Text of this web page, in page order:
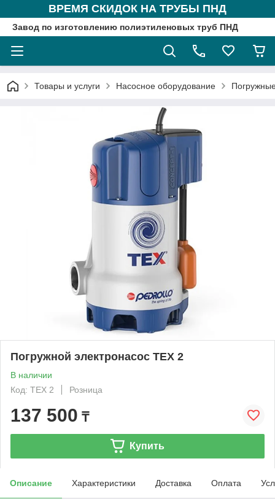
ВРЕМЯ СКИДОК НА ТРУБЫ ПНД
Завод по изготовлению полиэтиленовых труб ПНД
Товары и услуги Насосное оборудование
Погружной электронасос TEX 2
В наличии
Код: TEX 2
Розница
137 500 ₸
Купить
Описание Характеристики Доставка Оплата